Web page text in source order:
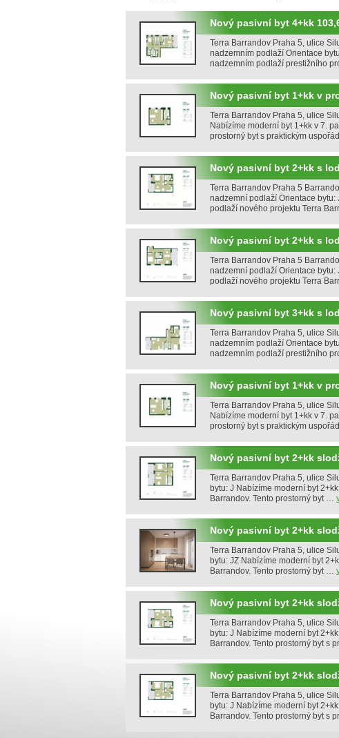
Nový pasivní byt 4+kk
Terra Barrandov Praha 5, ulice
nadzemním podlaží Orientace
nadzemním podlaží prestižního
Nový pasivní byt 1+kk v
Terra Barrandov Praha 5, ulice
Nabízíme moderní byt 1+kk v 7.
prostorný byt s praktickým
Nový pasivní byt 2+kk s
Terra Barrandov Praha 5
nadzemní podlaží Orientace
podlaží nového projektu Terra
Nový pasivní byt 2+kk s
Terra Barrandov Praha 5
nadzemní podlaží Orientace
podlaží nového projektu Terra
Nový pasivní byt 3+kk s
Terra Barrandov Praha 5, ulice
nadzemním podlaží Orientace
nadzemním podlaží prestižního
Nový pasivní byt 1+kk v
Terra Barrandov Praha 5, ulice
Nabízíme moderní byt 1+kk v 7.
prostorný byt s praktickým
Nový pasivní byt 2+kk
Terra Barrandov Praha 5, ulice
bytu: J Nabízíme moderní byt
Barrandov. Tento prostorný byt …
Nový pasivní byt 2+kk
Terra Barrandov Praha 5, ulice
bytu: JZ Nabízíme moderní byt
Barrandov. Tento prostorný byt …
Nový pasivní byt 2+kk
Terra Barrandov Praha 5, ulice
bytu: J Nabízíme moderní byt
Barrandov. Tento prostorný byt s
Nový pasivní byt 2+kk
Terra Barrandov Praha 5, ulice
bytu: J Nabízíme moderní byt
Barrandov. Tento prostorný byt s